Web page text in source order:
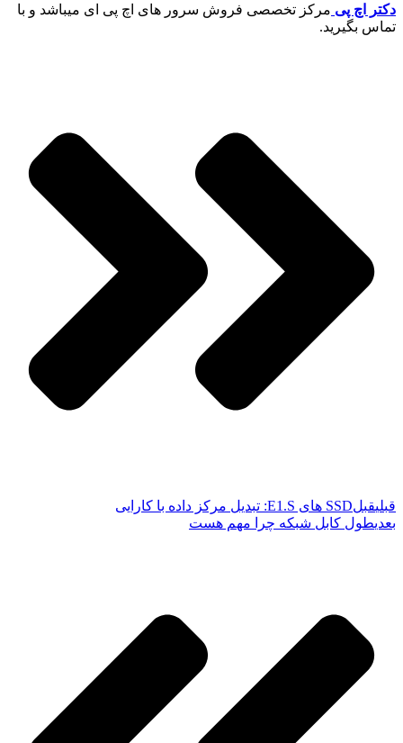
دکتر اچ پی مرکز تخصصی فروش سرور های اچ پی ای میباشد و با
تماس بگیرید.
قبلیقبلSSD های E1.S: تبدیل مرکز داده با کارایی
بعدیطول کابل شبکه چرا مهم هست